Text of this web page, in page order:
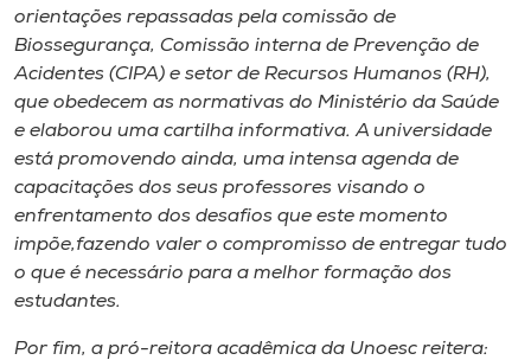
orientações repassadas pela comissão de
Biossegurança, Comissão interna de Prevenção de
Acidentes (CIPA) e setor de Recursos Humanos (RH),
que obedecem as normativas do Ministério da Saúde
e elaborou uma cartilha informativa. A universidade
está promovendo ainda, uma intensa agenda de
capacitações dos seus professores visando o
enfrentamento dos desafios que este momento
impõe,fazendo valer o compromisso de entregar tudo
o que é necessário para a melhor formação dos
estudantes.
Por fim, a pró-reitora acadêmica da Unoesc reitera: